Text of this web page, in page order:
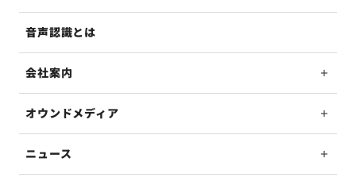
音声認識とは
会社案内
オウンドメディア
ニュース